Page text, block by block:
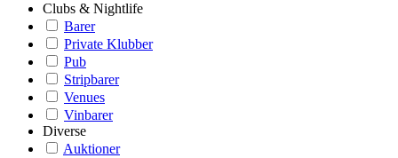
Clubs & Nightlife
Barer
Private Klubber
Pub
Stripbarer
Venues
Vinbarer
Diverse
Auktioner